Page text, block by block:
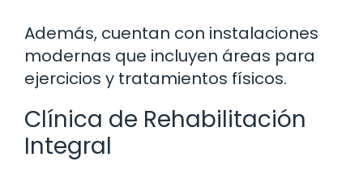
Además, cuentan con instalaciones
modernas que incluyen áreas para
ejercicios y tratamientos físicos.
Clínica de Rehabilitación
Integral